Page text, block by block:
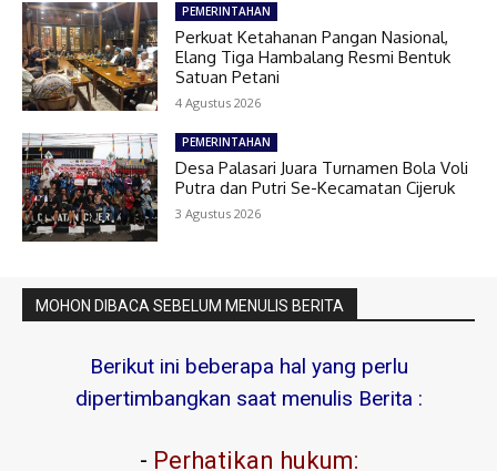
PEMERINTAHAN
Perkuat Ketahanan Pangan Nasional,
Elang Tiga Hambalang Resmi Bentuk
Satuan Petani
4 Agustus 2026
PEMERINTAHAN
Desa Palasari Juara Turnamen Bola Voli
Putra dan Putri Se-Kecamatan Cijeruk
3 Agustus 2026
MOHON DIBACA SEBELUM MENULIS BERITA
Berikut ini beberapa hal yang perlu
dipertimbangkan saat menulis Berita :
- Perhatikan hukum: